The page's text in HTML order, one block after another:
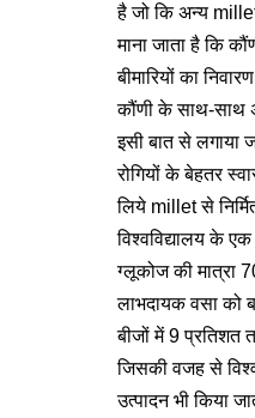
है जो कि अन्य
माना जाता है कि
बीमारियों का
कौंणी के साथ-साथ
इसी बात से लगाया
रोगियों के बेहतर
लिये millet से
विश्वविद्यालय के
ग्लूकोज की मात्रा
लाभदायक वसा को
बीजों में 9 प्रतिशत
जिसकी वजह से
उत्पादन भी किया